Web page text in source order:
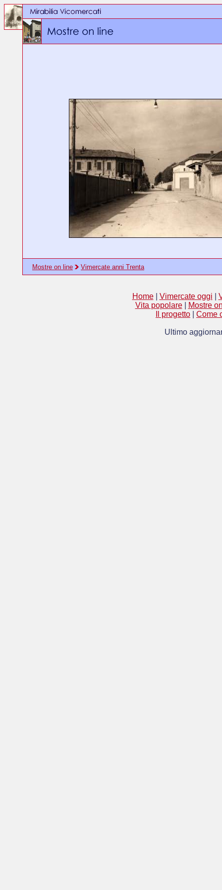
Mostre on line Vimercate anni Trenta
Home| Vimercate oggi
Vita popolare|
Mostre
Il progetto
Come
Ultimo